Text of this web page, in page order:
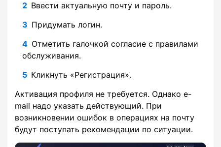
Ввести актуальную почту и пароль.
Придумать логин.
Отметить галочкой согласие с правилами
обслуживания.
Кликнуть «Регистрация».
Активация профиля не требуется. Однако e-
mail надо указать действующий. При
возникновении ошибок в операциях на почту
будут поступать рекомендации по ситуации.